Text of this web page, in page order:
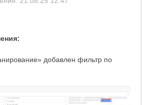
добавлен фильтр по